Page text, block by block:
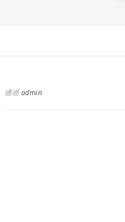
通過 admin